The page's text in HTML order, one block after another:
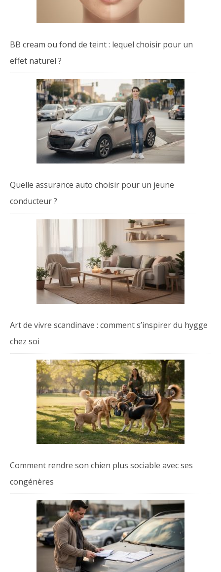
BB cream ou fond de teint : lequel choisir pour un
effet naturel ?
Quelle assurance auto choisir pour un jeune
conducteur ?
Art de vivre scandinave : comment s’inspirer du hygge
chez soi
Comment rendre son chien plus sociable avec ses
congénères